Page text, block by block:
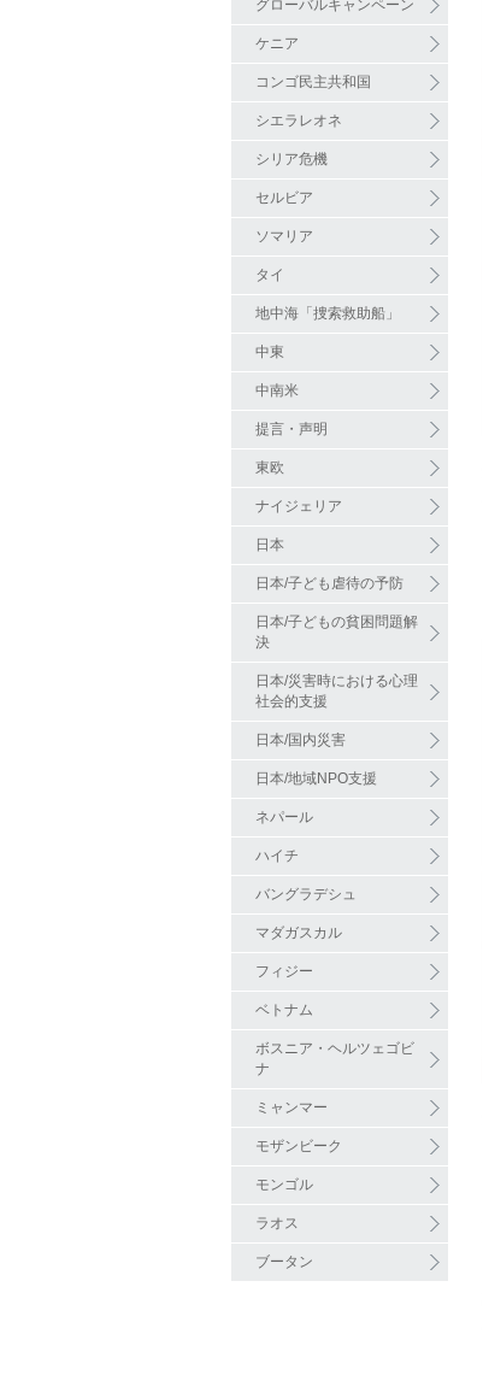
グローバルキャンペーン
ケニア
コンゴ民主共和国
シエラレオネ
シリア危機
セルビア
ソマリア
タイ
地中海「捜索救助船」
中東
中南米
提言・声明
東欧
ナイジェリア
日本
日本/子ども虐待の予防
日本/子どもの貧困問題解
決
日本/災害時における心理
社会的支援
日本/国内災害
日本/地域NPO支援
ネパール
ハイチ
バングラデシュ
マダガスカル
フィジー
ベトナム
ボスニア・ヘルツェゴビ
ナ
ミャンマー
モザンビーク
モンゴル
ラオス
ブータン